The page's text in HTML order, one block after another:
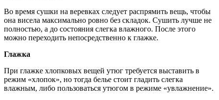
Во время сушки на веревках следует распрямить вещь, чтобы
она висела максимально ровно без складок. Сушить лучше не
полностью, а до состояния слегка влажного. После этого
можно переходить непосредственно к глажке.
Глажка
При глажке хлопковых вещей утюг требуется выставить в
режим «хлопок», но тогда белье стоит гладить слегка
влажным, либо пользоваться утюгом в режиме «увлажнение».